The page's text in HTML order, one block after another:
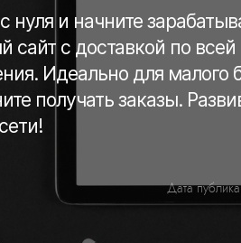
нуля и начните
сайт с доставкой по
Идеально для малого
получать заказы.
Дата